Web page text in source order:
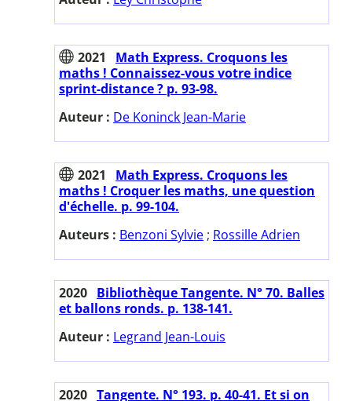
2021
Math Express. Croquons les
maths ! Connaissez-vous votre indice
sprint-distance ? p. 93-98.
Auteur : De Koninck Jean-Marie
2021
Math Express. Croquons les
maths ! Croquer les maths, une question
d'échelle. p. 99-104.
Auteurs : Benzoni Sylvie ; Rossille Adrien
2020 Bibliothèque Tangente. N° 70. Balles
et ballons ronds. p. 138-141.
Auteur : Legrand Jean-Louis
2020 Tangente. N° 193. p. 40-41. Et si on